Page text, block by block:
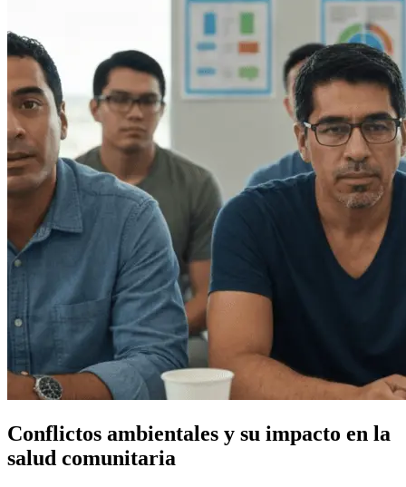
Conflictos ambientales y su impacto en la
salud comunitaria